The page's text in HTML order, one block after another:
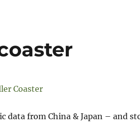
data from China & Japan – and